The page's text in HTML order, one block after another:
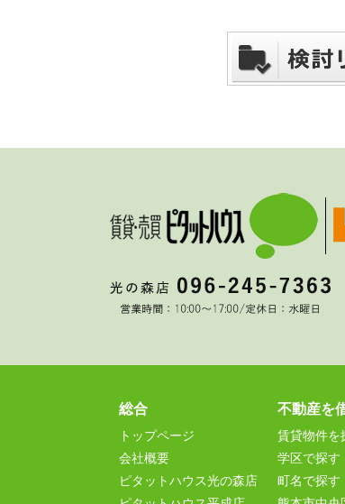
総合
トップページ
会社概要
ピタットハウス光の森店
不動産を
賃貸物件を
学区で探す
町名で探す